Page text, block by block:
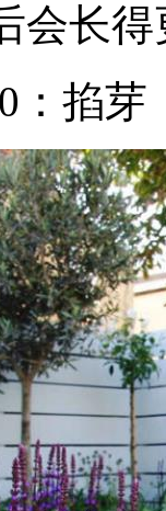
会长得
：掐芽